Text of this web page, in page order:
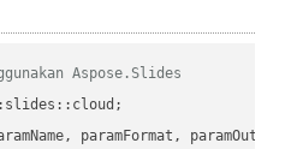
Aspose.Slides
paramFormat,